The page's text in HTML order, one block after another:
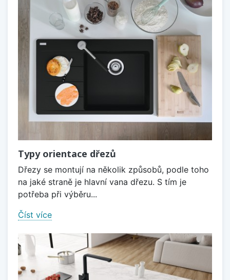
Typy orientace dřezů
Dřezy se montují na několik způsobů, podle toho
na jaké straně je hlavní vana dřezu. S tím je
potřeba při výběru...
Číst více